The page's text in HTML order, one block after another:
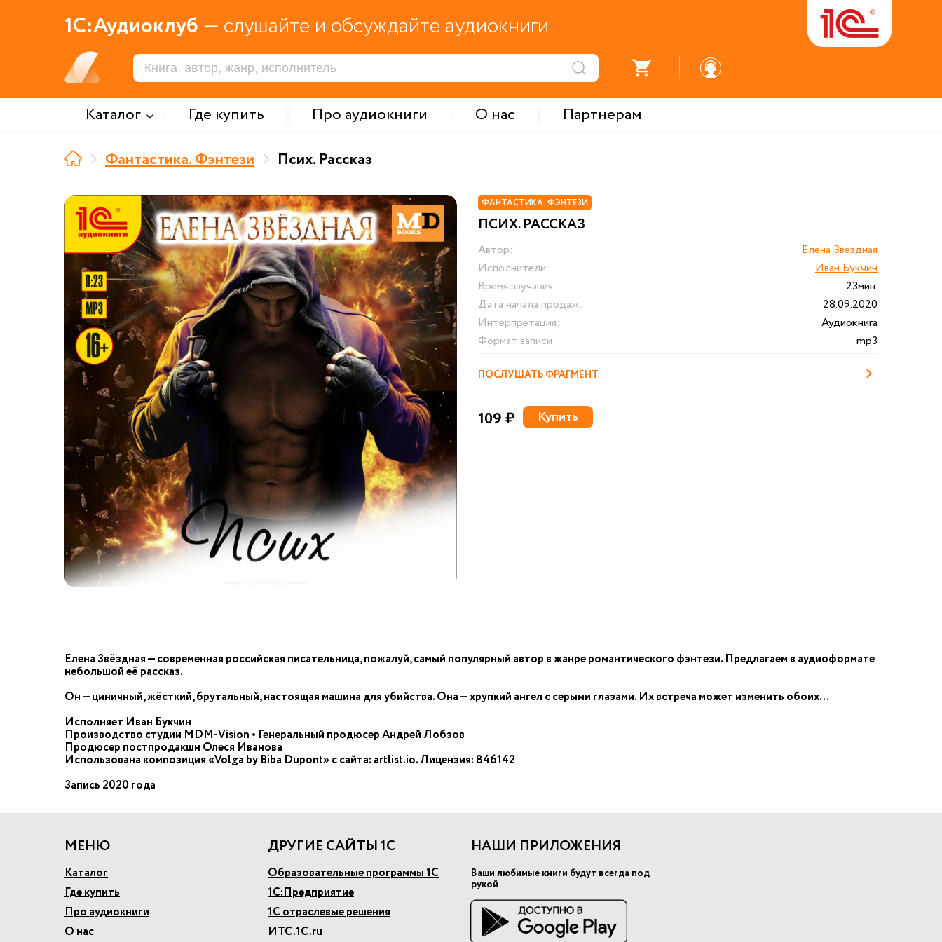
1С:Аудиоклуб — слушайте и обсуждайте аудиокниги
Каталог Где купить Про аудиокниги О нас
Партнерам
Фантастика. Фэнтези
Псих. Рассказ
ФАНТАСТИКА. ФЭНТЕЗИ
ПСИХ. РАССКАЗ
Автор:
Елена Звездная
Исполнители:
Иван Букчин
Время звучания:
23мин.
Дата начала продаж:
28.09.2020
Интерпретация:
Аудиокнига
Формат записи:
mp3
ПОСЛУШАТЬ ФРАГМЕНТ
109 ₽ Купить
Елена Звёздная — современная российская писательница, пожалуй, самый популярный автор в жанре романтического фэнтези. Предлагаем в аудиоформате
небольшой её рассказ.
Он — циничный, жёсткий, брутальный, настоящая машина для убийства. Она — хрупкий ангел с серыми глазами. Их встреча может изменить обоих…
Исполняет Иван Букчин
Производство студии MDM-Vision • Генеральный продюсер Андрей Лобзов
Продюсер постпродакшн Олеся Иванова
Использована композиция «Volga by Biba Dupont» с сайта: artlist.io. Лицензия: 846142
Запись 2020 года
МЕНЮ
Каталог
Где купить
Про аудиокниги
О нас
ДРУГИЕ САЙТЫ 1С
Образовательные программы 1С
1С:Предприятие
1С отраслевые решения
ИТС.1С.ru
НАШИ ПРИЛОЖЕНИЯ
Ваши любимые книги будут всегда под
рукой